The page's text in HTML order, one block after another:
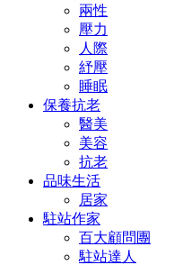
兩性
壓力
人際
紓壓
睡眠
保養抗老
醫美
美容
抗老
品味生活
居家
駐站作家
百大顧問團
駐站達人